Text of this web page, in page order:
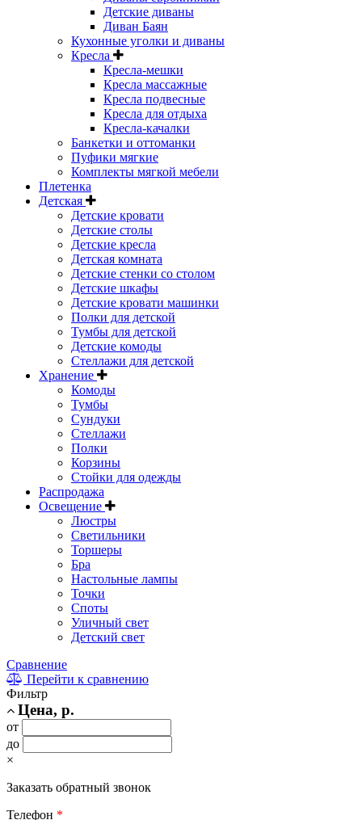
Детские диваны
Диван Баян
Кухонные уголки и диваны
Кресла
Кресла-мешки
Кресла массажные
Кресла подвесные
Кресла для отдыха
Кресла-качалки
Банкетки и оттоманки
Пуфики мягкие
Комплекты мягкой мебели
Плетенка
Детская
Детские кровати
Детские столы
Детские кресла
Детская комната
Детские стенки со столом
Детские шкафы
Детские кровати машинки
Полки для детской
Тумбы для детской
Детские комоды
Стеллажи для детской
Хранение
Комоды
Тумбы
Сундуки
Стеллажи
Полки
Корзины
Стойки для одежды
Распродажа
Освещение
Люстры
Светильники
Торшеры
Бра
Настольные лампы
Точки
Споты
Уличный свет
Детский свет
Сравнение
Перейти к сравнению
Фильтр
Цена, р.
от
до
×
Заказать обратный звонок
Телефон